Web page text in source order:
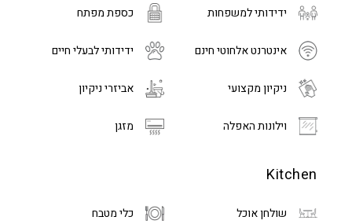
ידידותי למשפחות כספת מפתח
אינטרנט אלחוטי חינם ידידותי לבעלי חיים
ניקיון מקצועי אביזרי ניקיון
וילונות האפלה מזגן
Kitchen
שולחן אוכל כלי מטבח